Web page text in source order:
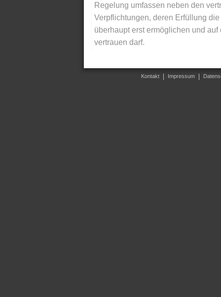
Regelung umfassen neben den
Verpflichtungen, deren Erfüllung
überhaupt erst ermöglichen und
vertrauen darf.
Kontakt Impressum